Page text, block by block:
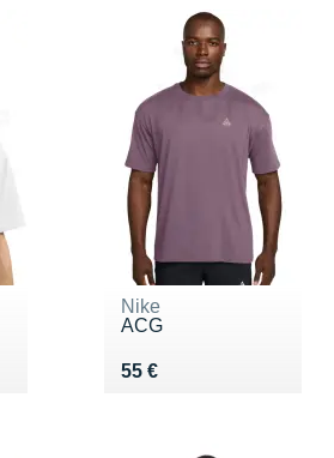
Nike
ACG
55 €
Vendu 55 €